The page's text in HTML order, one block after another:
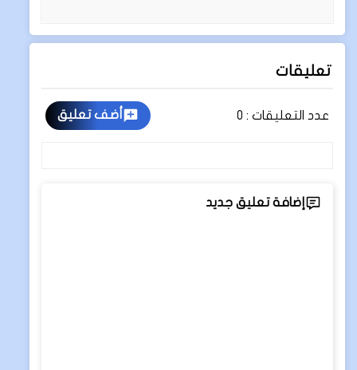
تعليقات
عدد التعليقات : 0 أضف تعليق
إضافة تعليق جديد